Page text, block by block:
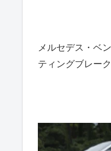
メルセデス・ベ
ティングブレー